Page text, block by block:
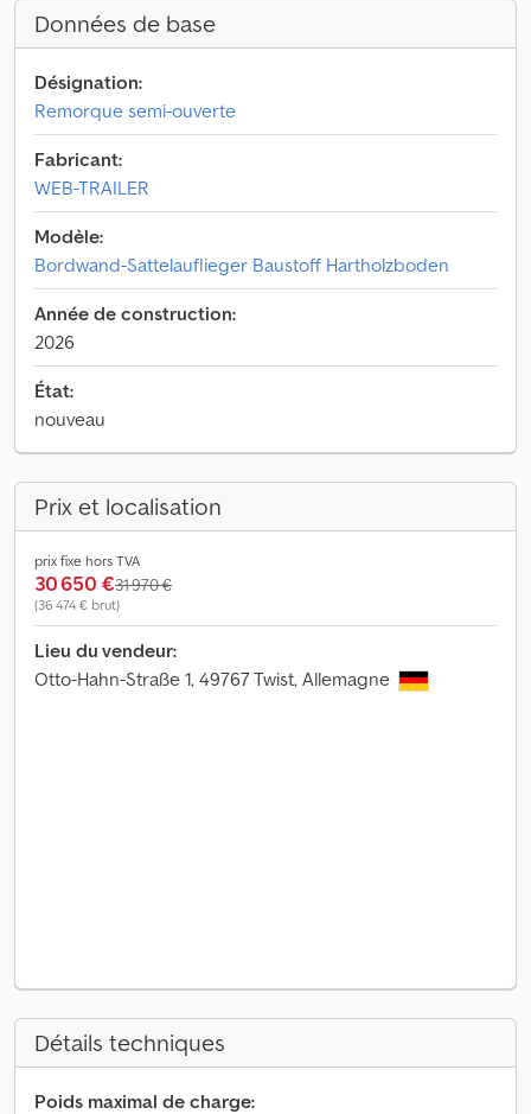
Données de base
Désignation:
Remorque semi-ouverte
Fabricant:
WEB-TRAILER
Modèle:
Bordwand-Sattelauflieger Baustoff Hartholzboden
Année de construction:
2026
État:
nouveau
Prix et localisation
prix fixe hors TVA
30 650 €31 970 €
(36 474 € brut)
Lieu du vendeur:
Otto-Hahn-Straße 1, 49767 Twist, Allemagne
Détails techniques
Poids maximal de charge: